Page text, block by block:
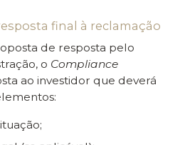
final à reclamação
de resposta pelo
o Compliance
ao investidor que deverá